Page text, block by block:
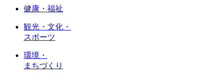
健康・福祉
観光・文化・
スポーツ
環境・
まちづくり